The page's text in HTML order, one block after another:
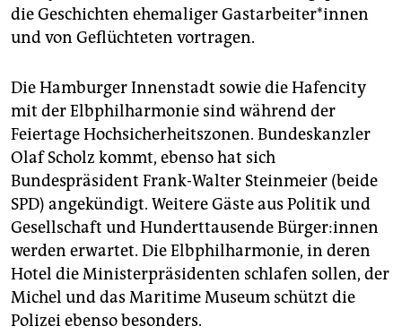
die Geschichten ehemaliger Gast­ar­bei­te­r*in­nen
und von Geflüchteten vortragen.
Die Hamburger Innenstadt sowie die Hafencity
mit der Elbphilharmonie sind während der
Feiertage Hochsicherheitszonen. Bundeskanzler
Olaf Scholz kommt, ebenso hat sich
Bundespräsident Frank-Walter Steinmeier (beide
SPD) angekündigt. Weitere Gäste aus Politik und
Gesellschaft und Hunderttausende Bür­ge­r:in­nen
werden erwartet. Die Elbphilharmonie, in deren
Hotel die Ministerpräsidenten schlafen sollen, der
Michel und das Maritime Museum schützt die
Polizei ebenso besonders.